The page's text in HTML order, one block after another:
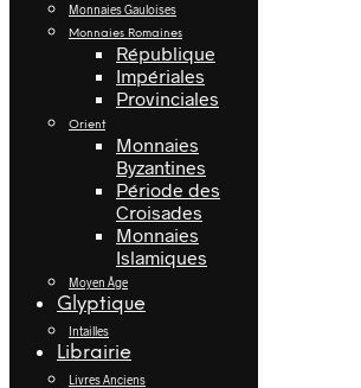
Monnaies Gauloises
Monnaies Romaines
République
Impériales
Provinciales
Orient
Monnaies
Byzantines
Période des
Croisades
Monnaies
Islamiques
Moyen Âge
Glyptique
Intailles
Librairie
Livres Anciens